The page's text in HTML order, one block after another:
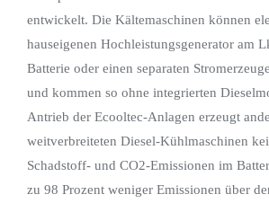
entwickelt. Die Kältemaschinen können
hauseigenen Hochleistungsgenerator am
Batterie oder einen separaten
und kommen so ohne integrierten
Antrieb der Ecooltec-Anlagen erzeugt
weitverbreiteten Diesel-Kühlmaschinen
Schadstoff- und CO2-Emissionen im
zu 98 Prozent weniger Emissionen über